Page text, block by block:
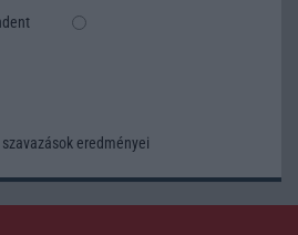
eredményei